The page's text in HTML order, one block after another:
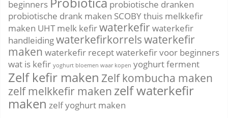
beginners
probiotische dranken
probiotische drank maken SCOBYthuis melkkefir
maken UHT melk kefirwaterkefirwaterkefir
handleidingwaterkefirkorrelswaterkefir
maken waterkefir receptwaterkefir voor beginners
wat is kefir yoghurt bloemen waar kopen yoghurt ferment
Zelf kefir maken Zelf kombucha maken
zelf melkkefir maken zelf waterkefir
maken zelf yoghurt maken